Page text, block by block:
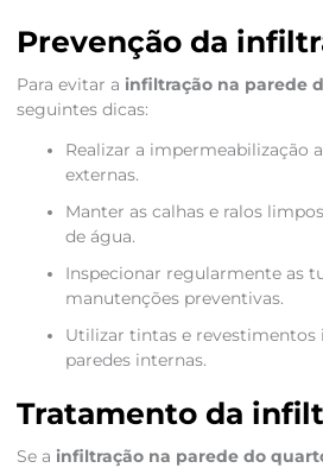
Prevenção da
Para evitar a infiltração na parede
seguintes dicas:
Realizar a impermeabilização
externas.
Manter as calhas e ralos
de água.
Inspecionar regularmente as
manutenções preventivas.
Utilizar tintas e revestimentos
paredes internas.
Tratamento da
Se a infiltração na parede do